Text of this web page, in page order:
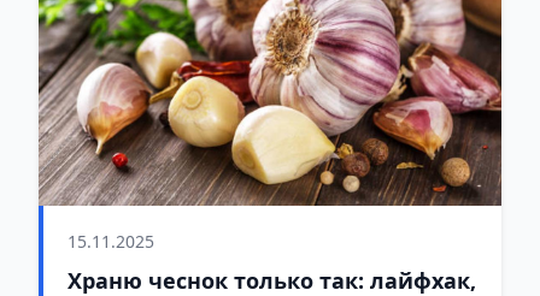
15.11.2025
Храню чеснок только так: лайфхак,